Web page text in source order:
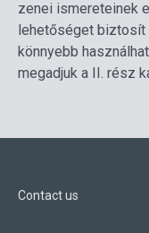
zenei ismereteinek
lehetőséget biztosít
könnyebb
megadjuk a II. rész
Contact us